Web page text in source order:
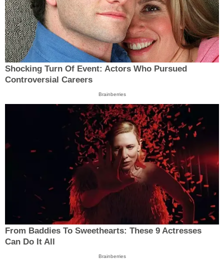
Shocking Turn Of Event: Actors Who Pursued
Controversial Careers
Brainberries
From Baddies To Sweethearts: These 9 Actresses
Can Do It All
Brainberries